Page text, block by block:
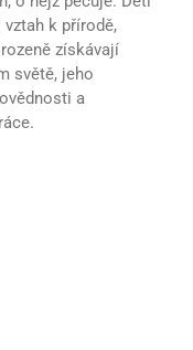
k přírodě,
získávají
světě, jeho
a